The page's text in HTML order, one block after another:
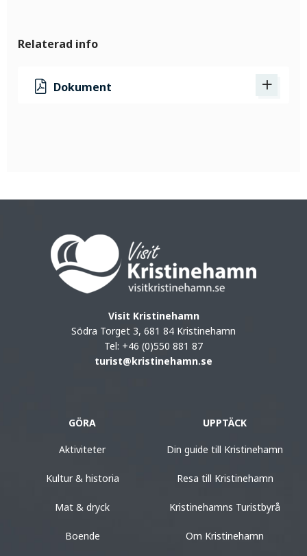
Relaterad info
Dokument
Visit Kristinehamn
Södra Torget 3, 681 84 Kristinehamn
Tel: +46 (0)550 881 87
turist@kristinehamn.se
GÖRA
Aktiviteter
Kultur & historia
Mat & dryck
Boende
UPPTÄCK
Din guide till Kristinehamn
Resa till Kristinehamn
Kristinehamns Turistbyrå
Om Kristinehamn